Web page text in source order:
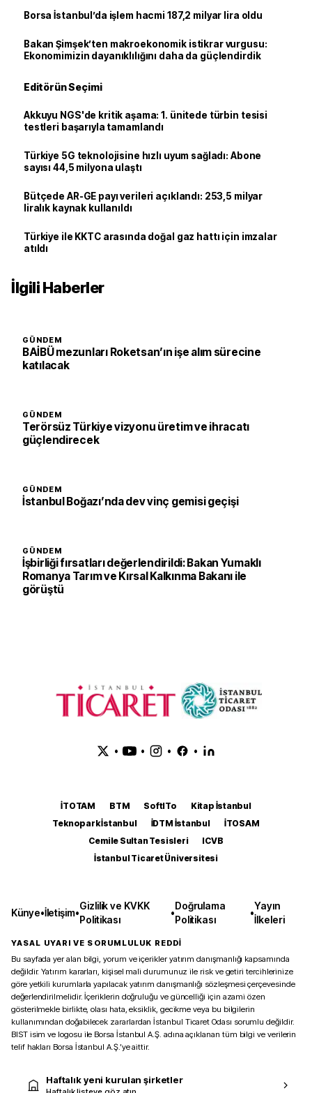
Borsa İstanbul’da işlem hacmi 187,2 milyar lira oldu
Bakan Şimşek’ten makroekonomik istikrar vurgusu:
Ekonomimizin dayanıklılığını daha da güçlendirdik
Editörün Seçimi
Akkuyu NGS'de kritik aşama: 1. ünitede türbin tesisi
testleri başarıyla tamamlandı
Türkiye 5G teknolojisine hızlı uyum sağladı: Abone
sayısı 44,5 milyona ulaştı
Bütçede AR-GE payı verileri açıklandı: 253,5 milyar
liralık kaynak kullanıldı
Türkiye ile KKTC arasında doğal gaz hattı için imzalar
atıldı
İlgili Haberler
GÜNDEM
BAİBÜ mezunları Roketsan’ın işe alım sürecine
katılacak
GÜNDEM
Terörsüz Türkiye vizyonu üretim ve ihracatı
güçlendirecek
GÜNDEM
İstanbul Boğazı’nda dev vinç gemisi geçişi
GÜNDEM
İşbirliği fırsatları değerlendirildi: Bakan Yumaklı
Romanya Tarım ve Kırsal Kalkınma Bakanı ile
görüştü
• • • •
İTOTAM BTM SoftITo
Kitap İstanbul
Teknopark İstanbul
İDTM İstanbul
İTOSAM
Cemile Sultan Tesisleri
ICVB
İstanbul Ticaret Üniversitesi
Künye•İletişim•
Gizlilik ve KVKK
Politikası
•
Doğrulama
Politikası
•
Yayın
İlkeleri
YASAL UYARI VE SORUMLULUK REDDİ
Bu sayfada yer alan bilgi, yorum ve içerikler yatırım danışmanlığı kapsamında
değildir. Yatırım kararları, kişisel mali durumunuz ile risk ve getiri tercihlerinize
göre yetkili kurumlarla yapılacak yatırım danışmanlığı sözleşmesi çerçevesinde
değerlendirilmelidir. İçeriklerin doğruluğu ve güncelliği için azami özen
gösterilmekle birlikte, olası hata, eksiklik, gecikme veya bu bilgilerin
kullanımından doğabilecek zararlardan İstanbul Ticaret Odası sorumlu değildir.
BIST isim ve logosu ile Borsa İstanbul A.Ş. adına açıklanan tüm bilgi ve verilerin
telif hakları Borsa İstanbul A.Ş.’ye aittir.
Haftalık yeni kurulan şirketler